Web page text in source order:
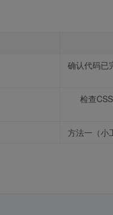
确认代码已
检查
方法一（小